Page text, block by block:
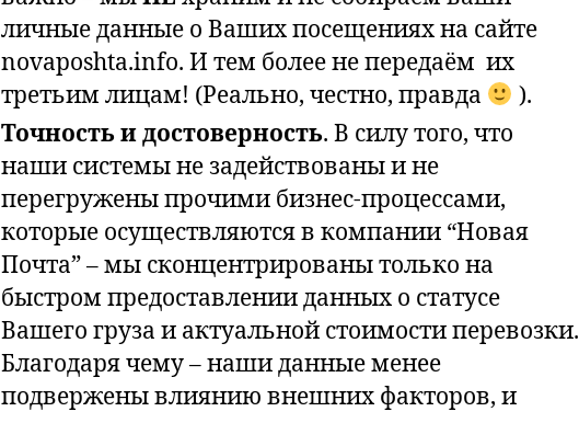
личные данные о Ваших посещениях на сайте
novaposhta.info. И тем более не передаём их
третьим лицам! (Реально, честно, правда
).
Точность и достоверность. В силу того, что
наши системы не задействованы и не
перегружены прочими бизнес-процессами,
которые осуществляются в компании “Новая
Почта” – мы сконцентрированы только на
быстром предоставлении данных о статусе
Вашего груза и актуальной стоимости перевозки.
Благодаря чему – наши данные менее
подвержены влиянию внешних факторов, и